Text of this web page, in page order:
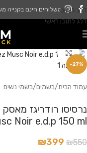
דלג לניווט
דלג לתוכן ראשי
משלוחים חינם בקנייה מעל 350
-27%
לחץ להגדלה
עמוד הבית/בשמים/בשמי נשים
Noir e.d.p 150 ml
₪550
₪399